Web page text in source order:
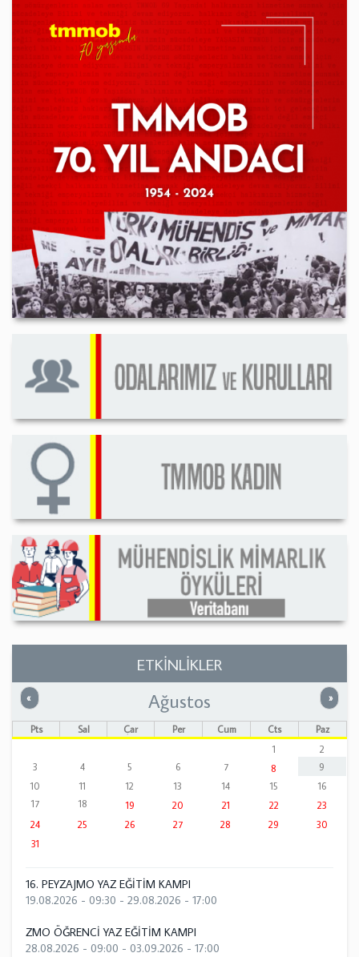
ETKİNLİKLER
« Önceki »
Ağustos
Pts Sal Çar Per Cum Cts
Paz
1
2
3
4 5 6 7 8
9
10
11 12 13 14 15
16
17
18 19 20 21 22
23
24
25 26 27 28 29
30
31
16. PEYZAJMO YAZ EĞİTİM KAMPI
19.08.2026 - 09:30 - 29.08.2026 - 17:00
ZMO ÖĞRENCİ YAZ EĞİTİM KAMPI
28.08.2026 - 09:00 - 03.09.2026 - 17:00